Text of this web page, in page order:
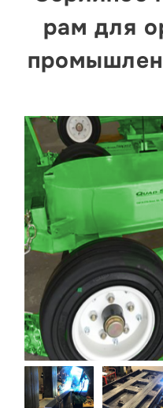
НАШИ РАБОТЫ
СТАТЬИ
КОНТАКТЫ
рам для